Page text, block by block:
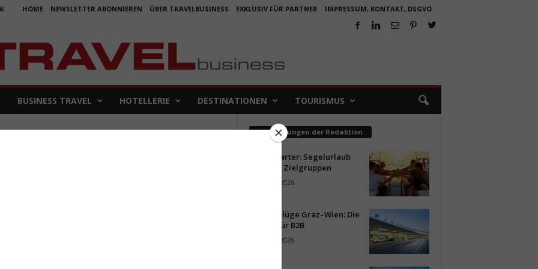
HOME NEWSLETTER ABONNIEREN ÜBER TRAVELBUSINESS EXKLUSIV FÜR PARTNER IMPRESSUM, KONTAKT, DSGVO
BUSINESS TRAVEL HOTELLERIE DESTINATIONEN TOURISMUS
Empfehlungen der Redaktion
Kojencharter: Segelurlaub
für neue Zielgruppen
5. August 2026
Aus für Flüge Graz–Wien: Die
Folgen für B2B
4. August 2026